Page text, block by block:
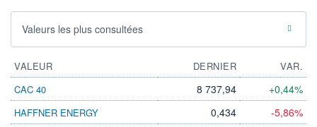
Valeurs les plus consultées
VALEUR DERNIER
VAR.
CAC 40
8 737,94 +0,44%
HAFFNER ENERGY 0,434 -5,86%